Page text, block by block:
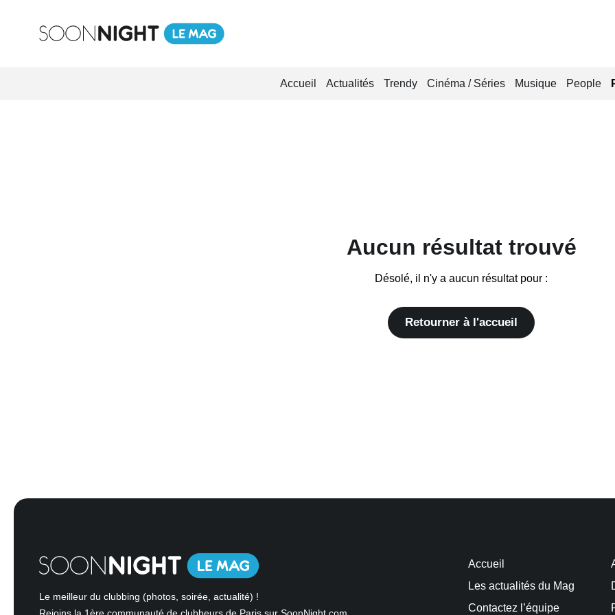
Accueil Actualités Trendy Cinéma / Séries Musique People
Aucun résultat trouvé
Désolé, il n'y a aucun résultat pour :
Retourner à l'accueil
Le meilleur du clubbing (photos, soirée, actualité) !
Accueil
Les actualités du Mag
Contactez l’équipe